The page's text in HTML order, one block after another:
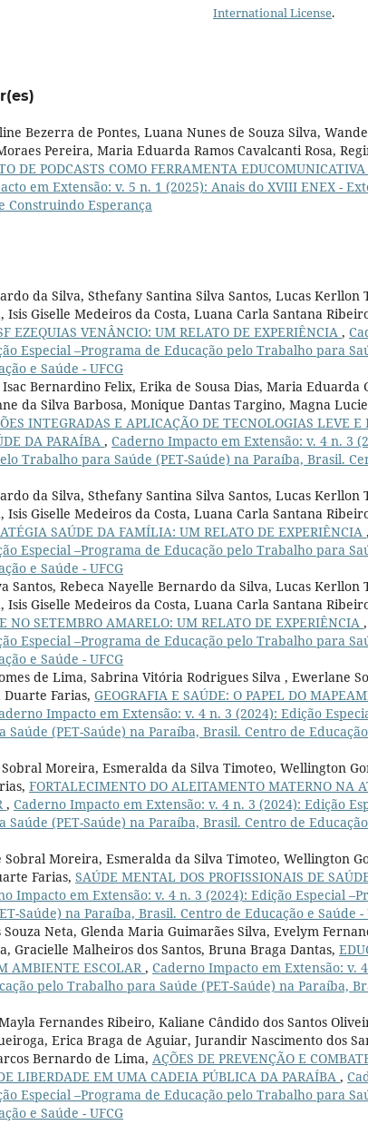
International License.
Bezerra de Pontes, Luana Nunes de Souza Silva,
Pereira, Maria Eduarda Ramos Cavalcanti Rosa,
DE PODCASTS COMO FERRAMENTA
em Extensão: v. 5 n. 1 (2025): Anais do XVIII ENEX -
Construindo Esperança
da Silva, Sthefany Santina Silva Santos, Lucas Kerllon
Giselle Medeiros da Costa, Luana Carla Santana
EZEQUIAS VENÂNCIO: UM RELATO DE EXPERIÊNCIA ,
Especial –Programa de Educação pelo Trabalho para
e Saúde - UFCG
Bernardino Felix, Erika de Sousa Dias, Maria Eduarda
da Silva Barbosa, Monique Dantas Targino, Magna
INTEGRADAS E APLICAÇÃO DE TECNOLOGIAS LEVE E
DA PARAÍBA , Caderno Impacto em Extensão: v. 4 n. 3
Trabalho para Saúde (PET-Saúde) na Paraíba, Brasil.
da Silva, Sthefany Santina Silva Santos, Lucas Kerllon
Giselle Medeiros da Costa, Luana Carla Santana
SAÚDE DA FAMÍLIA: UM RELATO DE EXPERIÊNCIA ,
Especial –Programa de Educação pelo Trabalho para
e Saúde - UFCG
Santos, Rebeca Nayelle Bernardo da Silva, Lucas Kerllon
Giselle Medeiros da Costa, Luana Carla Santana
NO SETEMBRO AMARELO: UM RELATO DE EXPERIÊNCIA ,
Especial –Programa de Educação pelo Trabalho para
e Saúde - UFCG
de Lima, Sabrina Vitória Rodrigues Silva , Ewerlane
Farias, GEOGRAFIA E SAÚDE: O PAPEL DO
Impacto em Extensão: v. 4 n. 3 (2024): Edição
(PET-Saúde) na Paraíba, Brasil. Centro de
Moreira, Esmeralda da Silva Timoteo, Wellington
FORTALECIMENTO DO ALEITAMENTO MATERNO NA
, Caderno Impacto em Extensão: v. 4 n. 3 (2024): Edição
(PET-Saúde) na Paraíba, Brasil. Centro de
Moreira, Esmeralda da Silva Timoteo, Wellington
Farias, SAÚDE MENTAL DOS PROFISSIONAIS DE
Impacto em Extensão: v. 4 n. 3 (2024): Edição Especial
Saúde) na Paraíba, Brasil. Centro de Educação e Saúde -
Neta, Glenda Maria Guimarães Silva, Evelym
Gracielle Malheiros dos Santos, Bruna Braga Dantas,
AMBIENTE ESCOLAR, Caderno Impacto em Extensão: v.
pelo Trabalho para Saúde (PET-Saúde) na Paraíba,
Fernandes Ribeiro, Kaliane Cândido dos Santos
Erica Braga de Aguiar, Jurandir Nascimento dos
Bernardo de Lima, AÇÕES DE PREVENÇÃO E
LIBERDADE EM UMA CADEIA PÚBLICA DA PARAÍBA ,
Especial –Programa de Educação pelo Trabalho para
e Saúde - UFCG